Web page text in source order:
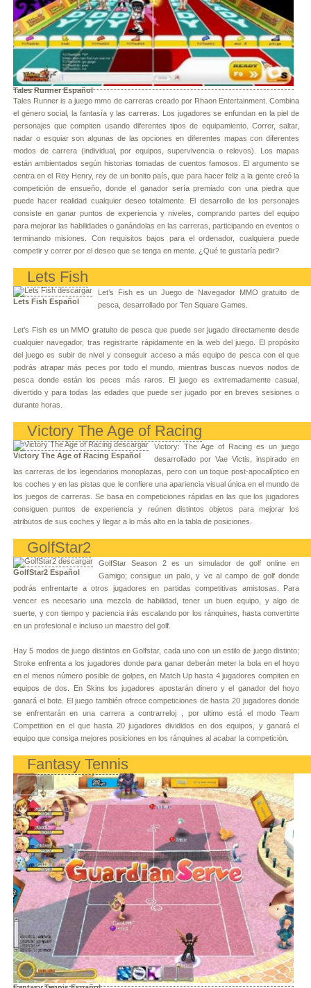
Tales Runner Español
Tales Runner is a juego mmo de carreras creado por Rhaon Entertainment. Combina
el género social, la fantasía y las carreras. Los jugadores se enfundan en la piel de
personajes que compiten usando diferentes tipos de equipamiento. Correr, saltar,
nadar o esquiar son algunas de las opciones en diferentes mapas con diferentes
modos de carrera (individual, por equipos, supervivencia o relevos). Los mapas
están ambientados según historias tomadas de cuentos famosos. El argumento se
centra en el Rey Henry, rey de un bonito país, que para hacer feliz a la gente creó la
competición de ensueño, donde el ganador sería premiado con una piedra que
puede hacer realidad cualquier deseo totalmente. El desarrollo de los personajes
consiste en ganar puntos de experiencia y niveles, comprando partes del equipo
para mejorar las habilidades o ganándolas en las carreras, participando en eventos o
terminando misiones. Con requisitos bajos para el ordenador, cualquiera puede
competir y correr por el deseo que se tenga en mente. ¿Qué te gustaría pedir?
Lets Fish
Lets Fish Español
Let’s Fish es un Juego de Navegador MMO gratuito de
pesca, desarrollado por Ten Square Games.
Let’s Fish es un MMO gratuito de pesca que puede ser jugado directamente desde
cualquier navegador, tras registrarte rápidamente en la web del juego. El propósito
del juego es subir de nivel y conseguir acceso a más equipo de pesca con el que
podrás atrapar más peces por todo el mundo, mientras buscas nuevos nodos de
pesca donde están los peces más raros. El juego es extremadamente casual,
divertido y para todas las edades que puede ser jugado por en breves sesiones o
durante horas.
Victory The Age of Racing
Victory The Age of Racing Español
Victory: The Age of Racing es un juego
desarrollado por Vae Victis, inspirado en
las carreras de los legendarios monoplazas, pero con un toque post-apocalíptico en
los coches y en las pistas que le confiere una apariencia visual única en el mundo de
los juegos de carreras. Se basa en competiciones rápidas en las que los jugadores
consiguen puntos de experiencia y reúnen distintos objetos para mejorar los
atributos de sus coches y llegar a lo más alto en la tabla de posiciones.
GolfStar2
GolfStar2 Español
GolfStar Season 2 es un simulador de golf online en
Gamigo; consigue un palo, y ve al campo de golf donde
podrás enfrentarte a otros jugadores en partidas competitivas amistosas. Para
vencer es necesario una mezcla de habilidad, tener un buen equipo, y algo de
suerte, y con tiempo y paciencia irás escalando por los ránquines, hasta convertirte
en un profesional e incluso un maestro del golf.
Hay 5 modos de juego distintos en Golfstar, cada uno con un estilo de juego distinto;
Stroke enfrenta a los jugadores donde para ganar deberán meter la bola en el hoyo
en el menos número posible de golpes, en Match Up hasta 4 jugadores compiten en
equipos de dos. En Skins los jugadores apostarán dinero y el ganador del hoyo
ganará el bote. El juego también ofrece competiciones de hasta 20 jugadores donde
se enfrentarán en una carrera a contrarreloj , por ultimo está el modo Team
Competition en el que hasta 20 jugadores divididos en dos equipos, y ganará el
equipo que consiga mejores posiciones en los ránquines al acabar la competición.
Fantasy Tennis